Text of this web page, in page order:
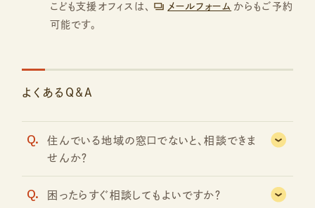
こども支援オフィスは、 メールフォーム からもご予約
可能です。
よくあるQ&A
Q.
住んでいる地域の窓口でないと、相談できま
せんか？
Q. 困ったらすぐ相談してもよいですか？